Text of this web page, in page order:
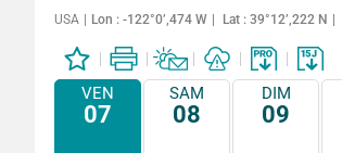
USA Lon : -122°0’,474 W Lat : 39°12’,222 N
VEN
07
SAM
08
DIM
09